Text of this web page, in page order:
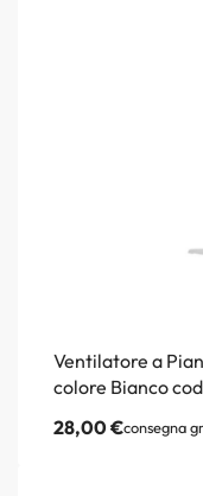
Ventilatore a
colore Bianco
28,00€consegna